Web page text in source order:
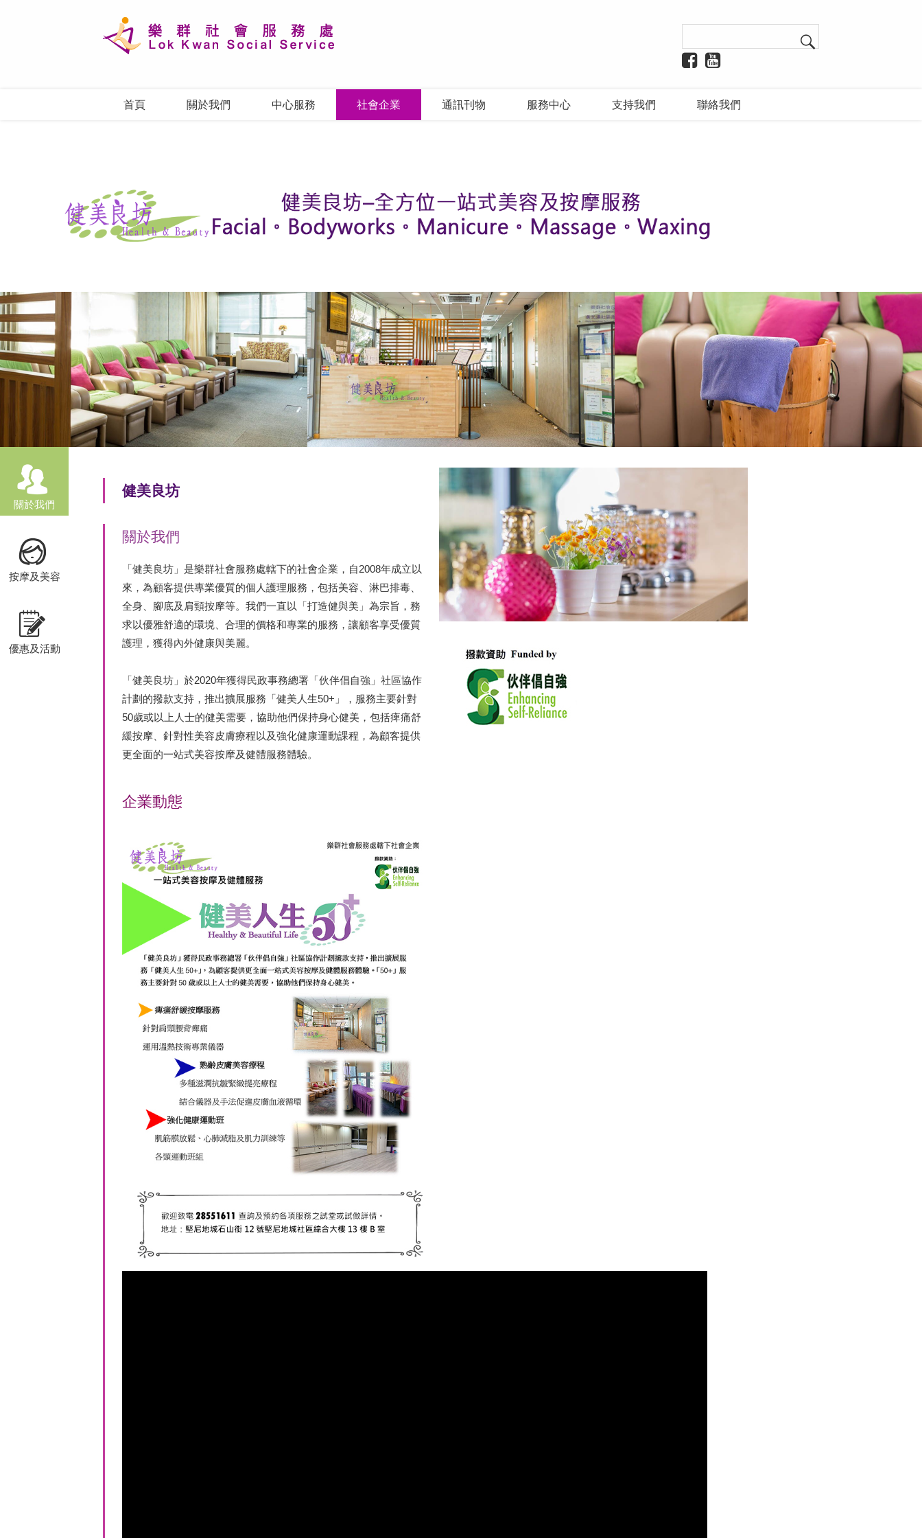
首頁 關於我們 中心服務 社會企業 通訊刊物 服務中心 支持我們 聯絡我們
關於我們
按摩及美容
優惠及活動
健美良坊
關於我們
「健美良坊」是樂群社會服務處轄下的社會企業，自2008年成立以
來，為顧客提供專業優質的個人護理服務，包括美容、淋巴排毒、
全身、腳底及肩頸按摩等。我們一直以「打造健與美」為宗旨，務
求以優雅舒適的環境、合理的價格和專業的服務，讓顧客享受優質
護理，獲得內外健康與美麗。
「健美良坊」於2020年獲得民政事務總署「伙伴倡自強」社區協作
計劃的撥款支持，推出擴展服務「健美人生50+」，服務主要針對
50歲或以上人士的健美需要，協助他們保持身心健美，包括痺痛舒
緩按摩、針對性美容皮膚療程以及強化健康運動課程，為顧客提供
更全面的一站式美容按摩及健體服務體驗。
企業動態